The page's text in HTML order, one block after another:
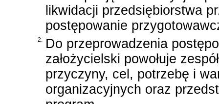
likwidacji przedsiębiorstwa
postępowanie
2. Do przeprowadzenia
założycielski powołuje
przyczyny, cel, potrzebę i
organizacyjnych oraz